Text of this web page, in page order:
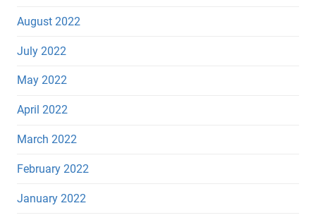
August 2022
July 2022
May 2022
April 2022
March 2022
February 2022
January 2022